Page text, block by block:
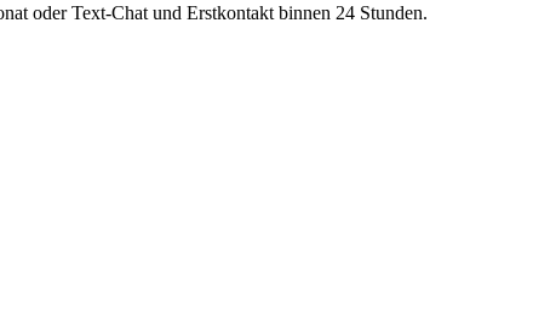
oder Text-Chat und Erstkontakt binnen 24 Stunden.